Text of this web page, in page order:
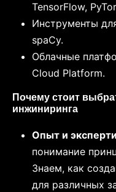
TensorFlow,
Инструменты
spaCy.
Облачные
Cloud Platform.
Почему стоит
инжиниринга
Опыт и
понимание
Знаем, как
для различных